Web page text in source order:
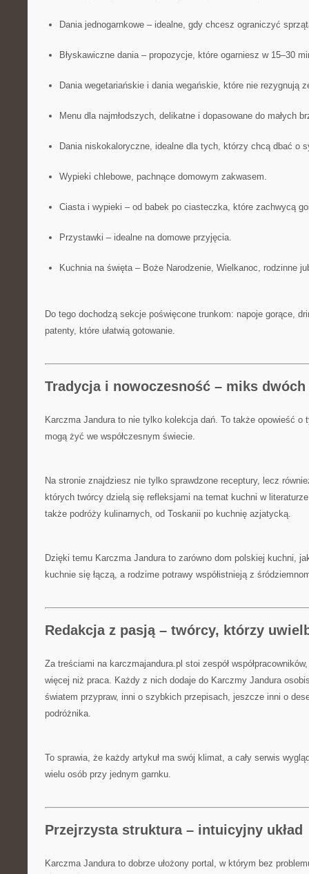
Dania jednogarnkowe – idealne, gdy chcesz ograniczyć
Błyskawiczne dania – propozycje, które ogarniesz w 15–30
Dania wegetariańskie i dania wegańskie, które nie rezygnują
Menu dla najmłodszych, delikatne i dopasowane do małych
Dania niskokaloryczne, idealne dla tych, którzy chcą dbać o
Wypieki chlebowe, pachnące domowym zakwasem.
Ciasta i wypieki – od babek po ciasteczka, które zachwycą
Przystawki – idealne na domowe przyjęcia.
Kuchnia na święta – Boże Narodzenie, Wielkanoc, rodzinne
Do tego dochodzą sekcje poświęcone trunkom: napoje gorące,
patenty, które ułatwią gotowanie.
Tradycja i nowoczesność – miks
Karczma Jandura to nie tylko kolekcja dań. To także opowieść o
mogą żyć we współczesnym świecie.
Na stronie znajdziesz nie tylko sprawdzone receptury, lecz
których twórcy dzielą się refleksjami na temat kuchni w
także podróży kulinarnych, od Toskanii po kuchnię azjatycką.
Dzięki temu Karczma Jandura to zarówno dom polskiej kuchni,
kuchnie się łączą, a rodzime potrawy współistnieją z
Redakcja z pasją – twórcy, którzy
Za treściami na karczmajandura.pl stoi zespół
więcej niż praca. Każdy z nich dodaje do Karczmy Jandura
światem przypraw, inni o szybkich przepisach, jeszcze inni o
podróżnika.
To sprawia, że każdy artykuł ma swój klimat, a cały serwis
wielu osób przy jednym garnku.
Przejrzysta struktura – intuicyjny układ
Karczma Jandura to dobrze ułożony portal, w którym bez